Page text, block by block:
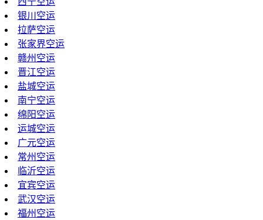
银川空运
拉萨空运
张家界空运
赣州空运
晋江空运
盐城空运
南宁空运
绵阳空运
运城空运
广元空运
常州空运
临沂空运
宜宾空运
武汉空运
福州空运